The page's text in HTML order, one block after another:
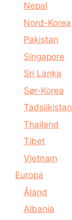
Nepal
Nord-Korea
Pakistan
Singapore
Sri Lanka
Sør-Korea
Tadsjikistan
Thailand
Tibet
Vietnam
Europa
Åland
Albania